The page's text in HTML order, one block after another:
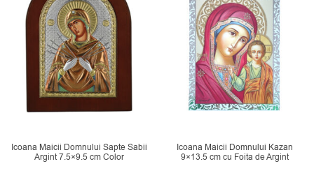
Icoana Maicii Domnului Sapte Sabii
Argint 7.5×9.5 cm Color
Icoana Maicii Domnului Kazan
9×13.5 cm cu Foita de Argint